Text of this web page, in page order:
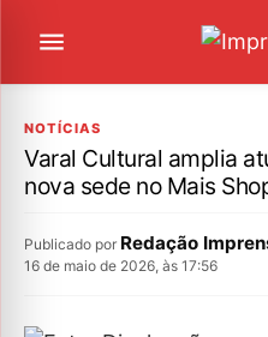
NOTÍCIAS
Varal Cultural amplia
nova sede no Mais
Publicado por Redação
16 de maio de 2026, às 17:56